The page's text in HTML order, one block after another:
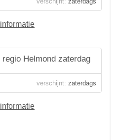
Helmond zaterdag
verschijnt: zaterdags